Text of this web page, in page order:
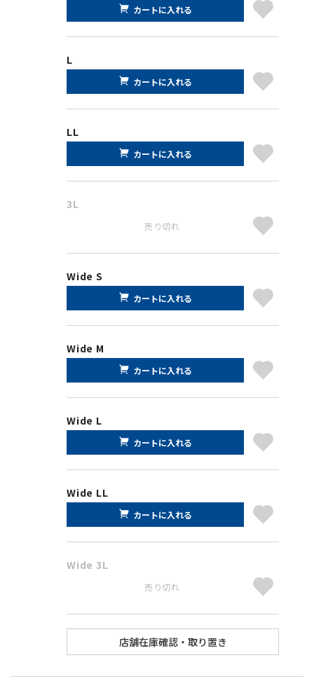
カートに入れる
L
カートに入れる
LL
カートに入れる
3L
売り切れ
Wide S
カートに入れる
Wide M
カートに入れる
Wide L
カートに入れる
Wide LL
カートに入れる
Wide 3L
売り切れ